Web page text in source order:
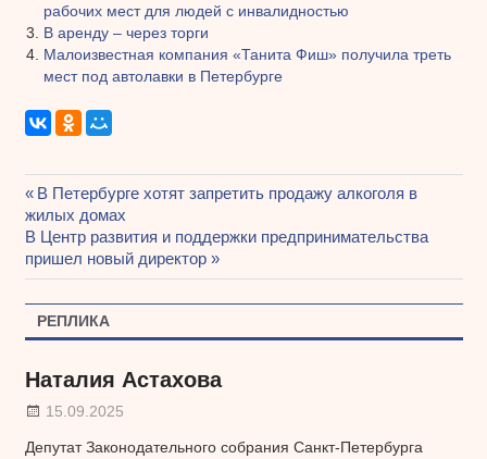
рабочих мест для людей с инвалидностью
В аренду – через торги
Малоизвестная компания «Танита Фиш» получила треть
мест под автолавки в Петербурге
Навигация
по
записям
Предыдущая
запись:
В Петербурге хотят запретить продажу алкоголя в
жилых домах
Следующая
запись:
В Центр развития и поддержки предпринимательства
пришел новый директор
РЕПЛИКА
Наталия Астахова
15.09.2025
Депутат Законодательного собрания Санкт-Петербурга